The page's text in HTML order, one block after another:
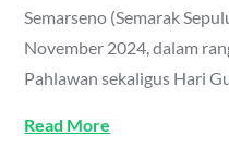
Semarseno (Semarak
November 2024, dalam
Pahlawan sekaligus Hari
Read More